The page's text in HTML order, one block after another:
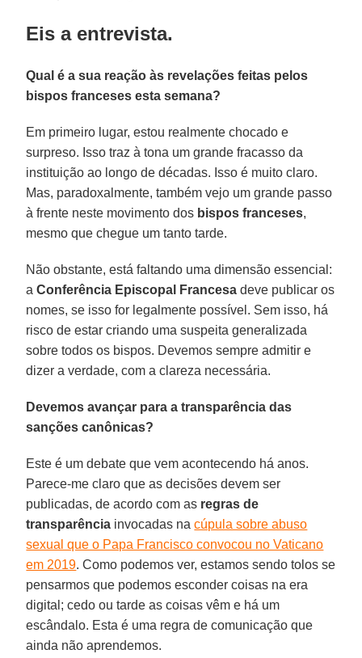
Eis a entrevista.
Qual é a sua reação às revelações feitas pelos
bispos franceses esta semana?
Em primeiro lugar, estou realmente chocado e
surpreso. Isso traz à tona um grande fracasso da
instituição ao longo de décadas. Isso é muito claro.
Mas, paradoxalmente, também vejo um grande passo
à frente neste movimento dos bispos franceses,
mesmo que chegue um tanto tarde.
Não obstante, está faltando uma dimensão essencial:
aConferência Episcopal Francesa deve publicar os
nomes, se isso for legalmente possível. Sem isso, há
risco de estar criando uma suspeita generalizada
sobre todos os bispos. Devemos sempre admitir e
dizer a verdade, com a clareza necessária.
Devemos avançar para a transparência das
sanções canônicas?
Este é um debate que vem acontecendo há anos.
Parece-me claro que as decisões devem ser
publicadas, de acordo com as regras de
transparência invocadas nacúpula sobre abuso
sexual que o Papa Francisco convocou no Vaticano
em 2019. Como podemos ver, estamos sendo tolos se
pensarmos que podemos esconder coisas na era
digital; cedo ou tarde as coisas vêm e há um
escândalo. Esta é uma regra de comunicação que
ainda não aprendemos.